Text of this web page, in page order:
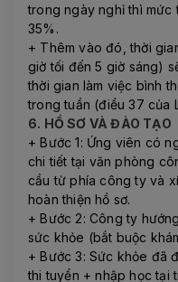
trong ngày nghỉ thì mức
35%.
+ Thêm vào đó, thời
giờ tối đến 5 giờ sáng)
thời gian làm việc bình
trong tuần (điều 37 của
6. HỒ SƠ VÀ ĐÀO TẠO
+ Bước 1: Ứng viên có
chi tiết tại văn phòng
cầu từ phía công ty và
hoàn thiện hồ sơ.
+ Bước 2: Công ty
sức khỏe (bắt buộc
+ Bước 3: Sức khỏe đã
thi tuyển + nhập học tại